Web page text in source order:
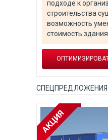
подходе к
строительства
возможность
стоимость
СПЕЦПРЕДЛОЖЕНИЯ